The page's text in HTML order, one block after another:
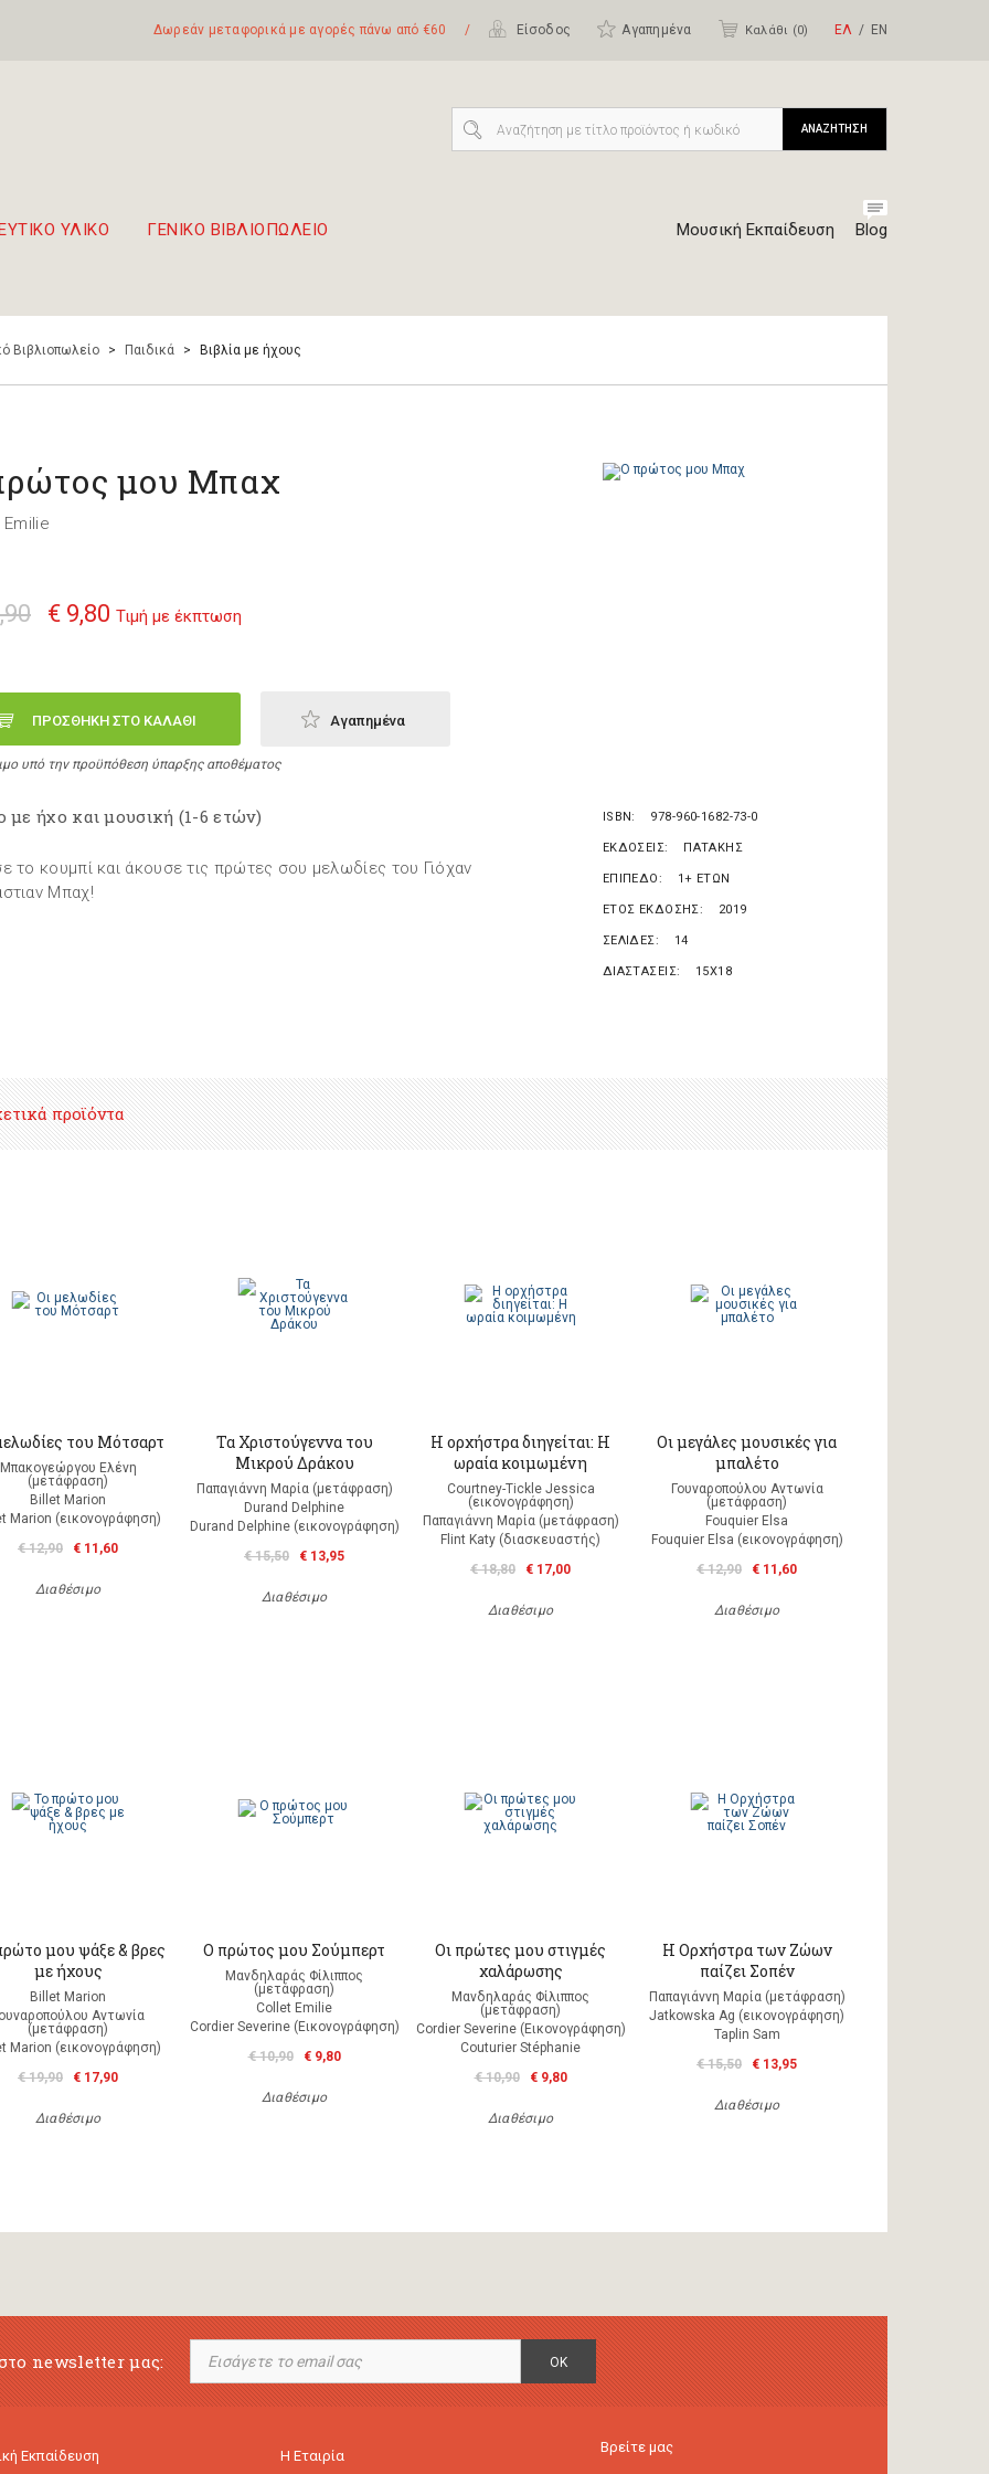
Δωρεάν μεταφορικά με αγορές πάνω από €60 / Είσοδος Αγαπημένα Καλάθι (0) ΕΛ ΕΝ
ΥΛΙΚΟ ΓΕΝΙΚΟ ΒΙΒΛΙΟΠΩΛΕΙΟ Μουσική Εκπαίδευση Blog
ΑΝΑΖΗΤΗΣΗ
Βιβλιοπωλείο > Παιδικά > Βιβλία με ήχους
μου Μπαχ
€ 9,80 Τιμή με έκπτωση
ΠΡΟΣΘΗΚΗ ΣΤΟ ΚΑΛΑΘΙ Αγαπημένα
υπό την προϋπόθεση ύπαρξης αποθέματος
με ήχο και μουσική (1-6 ετών)
το κουμπί και άκουσε τις πρώτες σου μελωδίες του Γιόχαν
Μπαχ!
ISBN 978-960-1682-73-0
ΕΚΔΟΣΕΙΣ ΠΑΤΑΚΗΣ
ΕΠΙΠΕΔΟ 1+ ΕΤΩΝ
ΕΤΟΣ ΕΚΔΟΣΗΣ 2019
ΣΕΛΙΔΕΣ 14
ΔΙΑΣΤΑΣΕΙΣ 15X18
προϊόντα
του Μότσαρτ
Μπακογεώργου Ελένη
(μετάφραση)
Billet Marion
Marion (εικονογράφηση)
€ 12,90
€ 11,60
Διαθέσιμο
Τα Χριστούγεννα του
Μικρού Δράκου
Παπαγιάννη Μαρία (μετάφραση)
Durand Delphine
Durand Delphine (εικονογράφηση)
€ 15,50
€ 13,95
Διαθέσιμο
Η ορχήστρα διηγείται: Η
ωραία κοιμωμένη
Courtney-Tickle Jessica
(εικονογράφηση)
Παπαγιάννη Μαρία (μετάφραση)
Flint Katy (διασκευαστής)
€ 18,80
€ 17,00
Διαθέσιμο
Οι μεγάλες μουσικές για
μπαλέτο
Γουναροπούλου Αντωνία
(μετάφραση)
Fouquier Elsa
Fouquier Elsa (εικονογράφηση)
€ 12,90
€ 11,60
Διαθέσιμο
μου ψάξε & βρες
με ήχους
Billet Marion
Αντωνία
(μετάφραση)
Marion (εικονογράφηση)
€ 19,90
€ 17,90
Διαθέσιμο
Ο πρώτος μου Σούμπερτ
Μανδηλαράς Φίλιππος
(μετάφραση)
Collet Emilie
Cordier Severine (Εικονογράφηση)
€ 10,90
€ 9,80
Διαθέσιμο
Οι πρώτες μου στιγμές
χαλάρωσης
Μανδηλαράς Φίλιππος
(μετάφραση)
Cordier Severine (Εικονογράφηση)
Couturier Stéphanie
€ 10,90
€ 9,80
Διαθέσιμο
Η Ορχήστρα των Ζώων
παίζει Σοπέν
Παπαγιάννη Μαρία (μετάφραση)
Jatkowska Ag (εικονογράφηση)
Taplin Sam
€ 15,50
€ 13,95
Διαθέσιμο
newsletter μας: OK
Εκπαίδευση Η Εταιρία
Βρείτε μας